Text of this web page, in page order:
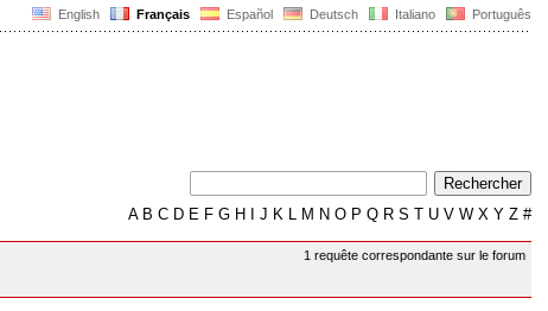
English Français Español Deutsch Italiano Português
AB C D E F G H J K L M N O P Q R S T U V W X Y Z #
1 requête correspondante sur le forum